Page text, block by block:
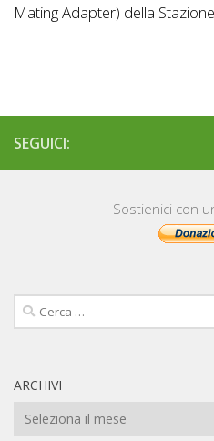
Mating Adapter) della
SEGUICI:
Sostienici con
Ricerca
per:
ARCHIVI
Archivi